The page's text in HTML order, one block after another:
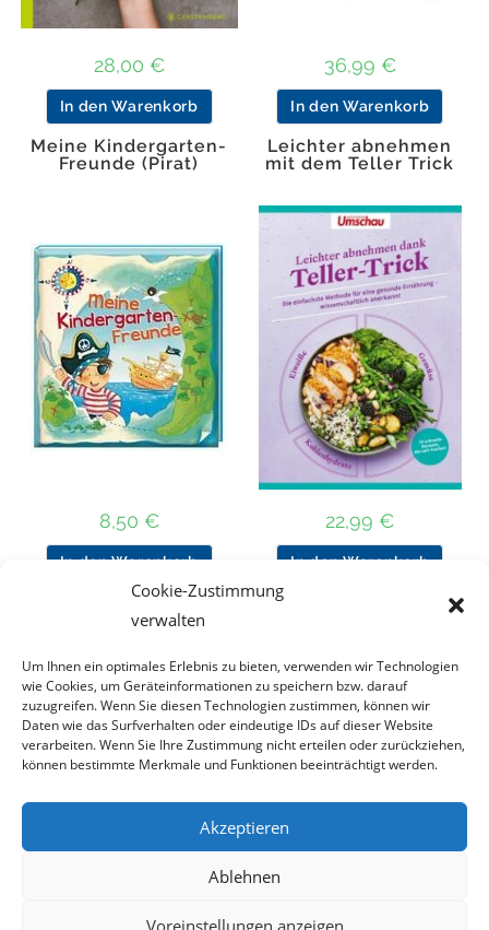
Cookie-Zustimmung
verwalten
Um Ihnen ein optimales Erlebnis zu bieten, verwenden wir Technologien
wie Cookies, um Geräteinformationen zu speichern bzw. darauf
zuzugreifen. Wenn Sie diesen Technologien zustimmen, können wir
Daten wie das Surfverhalten oder eindeutige IDs auf dieser Website
verarbeiten. Wenn Sie Ihre Zustimmung nicht erteilen oder zurückziehen,
können bestimmte Merkmale und Funktionen beeinträchtigt werden.
Akzeptieren
Ablehnen
Voreinstellungen anzeigen
28,00 €
In den Warenkorb
36,99 €
In den Warenkorb
Meine Kindergarten-
Freunde (Pirat)
8,50 €
In den Warenkorb
Leichter abnehmen
mit dem Teller Trick
22,99 €
In den Warenkorb
Nach Preis filtern
Kategorie
auswählen
Datenschutz
Haftungsausschluss